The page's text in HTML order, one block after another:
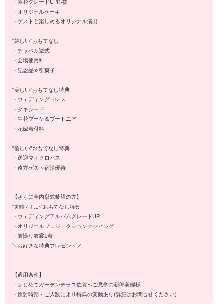
・装花グレードUP応援
・オリジナルケーキ
・ゲストと楽しめるオリジナル演出
"嬉しい”おもてなし
・チャペル挙式
・会場使用料
・記念品＆引菓子
"美しい”おもてなし特典
・ウェディングドレス
・タキシード
・生花ブーケ＆ブートニア
・花嫁着付料
"優しい”おもてなし特典
・送迎マイクロバス
・遠方ゲスト宿泊優待
【さらに年内挙式希望の方】
"素晴らしい”おもてなし特典
・ウェディングアルバムグレードUP
・オリジナルプロジェクションマッピング
・前撮り衣裳1着
╲お好きな特典プレゼント／
【適用条件】
・はじめてガーデンテラス佐賀へご見学の新郎新婦様
・検討時期・ご人数により特典の変動あり(詳細はお問合せください)